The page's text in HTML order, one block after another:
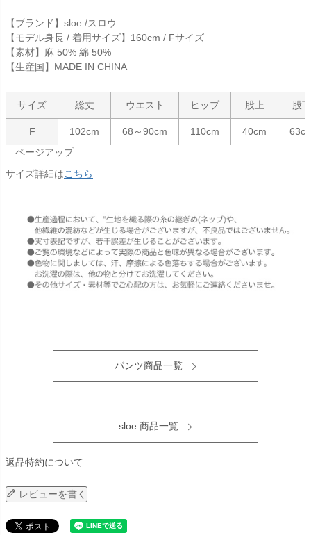
【ブランド】sloe /スロウ
【モデル身長 / 着用サイズ】160cm / Fサイズ
【素材】麻 50% 綿 50%
【生産国】MADE IN CHINA
サイズ 総丈 ウエスト ヒップ 股上 股下
F 102cm 68～90cm 110cm 40cm
ページアップ
サイズ詳細はこちら
パンツ商品一覧
sloe 商品一覧
返品特約について
レビューを書く